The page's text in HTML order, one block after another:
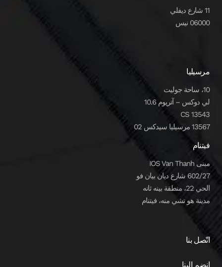
11 شارع ديفلي
06000 نيس
مرسيليا
10، ساحة جوليت
لي دوكس – آتريوم 10.6
CS 13543
13567 مرسيليا سيدكس 02
فيتنام
مبنى IOS Van Thanh
602/27 شارع ديان بيان فو
الحي 22، منطقة بينه ثانه
مدينة هو تشي منه، فيتنام
اتّصل بنا
انضم إلينا